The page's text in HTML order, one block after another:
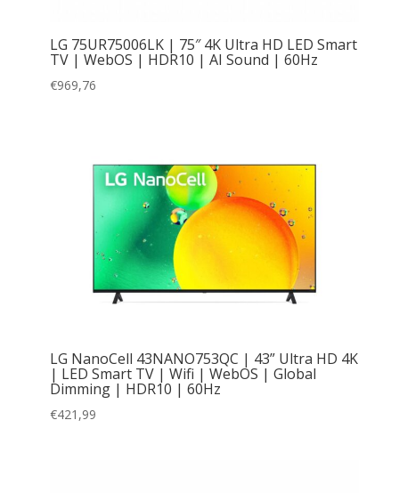
LG 75UR75006LK | 75″ 4K Ultra HD LED Smart
TV | WebOS | HDR10 | AI Sound | 60Hz
€969,76
LG NanoCell 43NANO753QC | 43” Ultra HD 4K
| LED Smart TV | Wifi | WebOS | Global
Dimming | HDR10 | 60Hz
€421,99